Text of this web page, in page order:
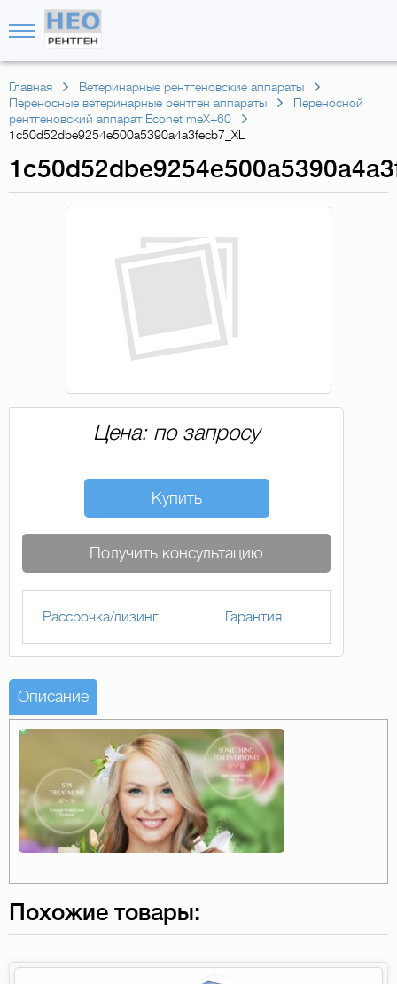
Главная
Ветеринарные рентгеновские аппараты
Переносные ветеринарные рентген аппараты
Переносной
рентгеновский аппарат Econet meX+60
1c50d52dbe9254e500a5390a4a3fecb7_XL
Цена: по запросу
Купить
Получить консультацию
Рассрочка/лизинг Гарантия
Описание
Похожие товары: